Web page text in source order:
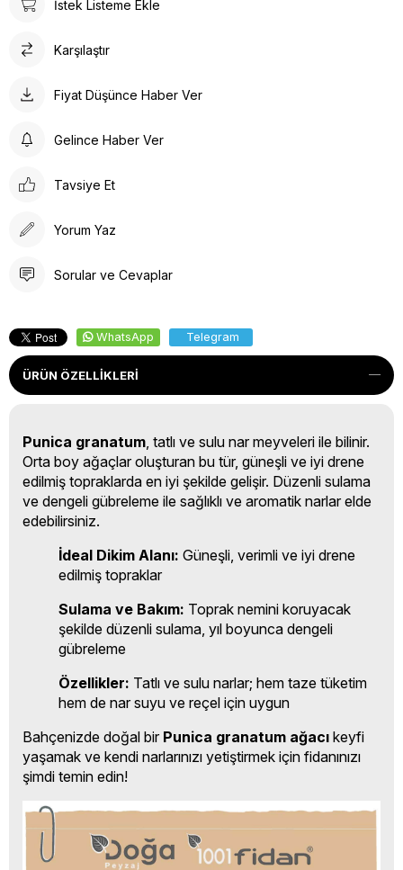
İstek Listeme Ekle
Karşılaştır
Fiyat Düşünce Haber Ver
Gelince Haber Ver
Tavsiye Et
Yorum Yaz
Sorular ve Cevaplar
WhatsApp Telegram
ÜRÜN ÖZELLIKLERI
Punica granatum, tatlı ve sulu nar meyveleri ile bilinir.
Orta boy ağaçlar oluşturan bu tür, güneşli ve iyi drene
edilmiş topraklarda en iyi şekilde gelişir. Düzenli sulama
ve dengeli gübreleme ile sağlıklı ve aromatik narlar elde
edebilirsiniz.
İdeal Dikim Alanı: Güneşli, verimli ve iyi drene
edilmiş topraklar
Sulama ve Bakım: Toprak nemini koruyacak
şekilde düzenli sulama, yıl boyunca dengeli
gübreleme
Özellikler: Tatlı ve sulu narlar; hem taze tüketim
hem de nar suyu ve reçel için uygun
Bahçenizde doğal bir Punica granatum ağacı keyfi
yaşamak ve kendi narlarınızı yetiştirmek için fidanınızı
şimdi temin edin!